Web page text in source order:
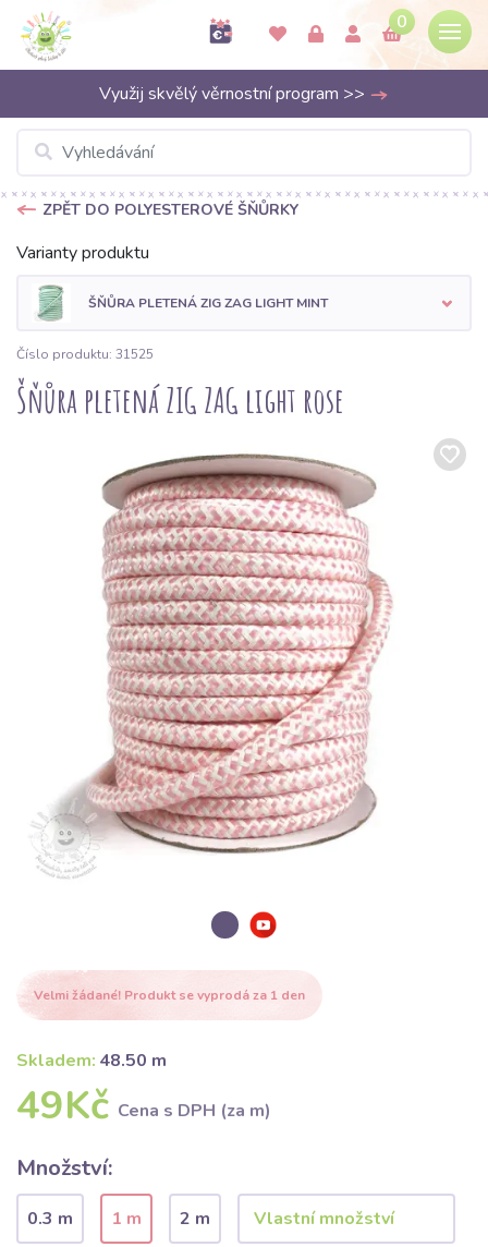
0
Využij skvělý věrnostní program >>
ZPĚT DO POLYESTEROVÉ ŠŇŮRKY
Varianty produktu
ŠŇŮRA PLETENÁ ZIG ZAG LIGHT MINT
Číslo produktu: 31525
Šňůra pletená ZIG ZAG light rose
Velmi žádané! Produkt se vyprodá za 1 den
Skladem: 48.50 m
49Kč Cena s DPH (za m)
Množství:
0.3 m 1 m
2 m